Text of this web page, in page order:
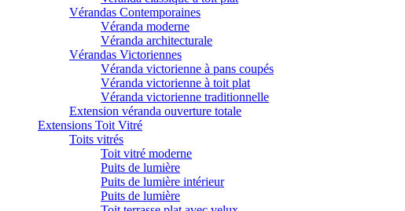
Vérandas Contemporaines
Véranda moderne
Véranda architecturale
Vérandas Victoriennes
Véranda victorienne à pans coupés
Véranda victorienne à toit plat
Véranda victorienne traditionnelle
Extension véranda ouverture totale
Extensions Toit Vitré
Toits vitrés
Toit vitré moderne
Puits de lumière
Puits de lumière intérieur
Puits de lumière